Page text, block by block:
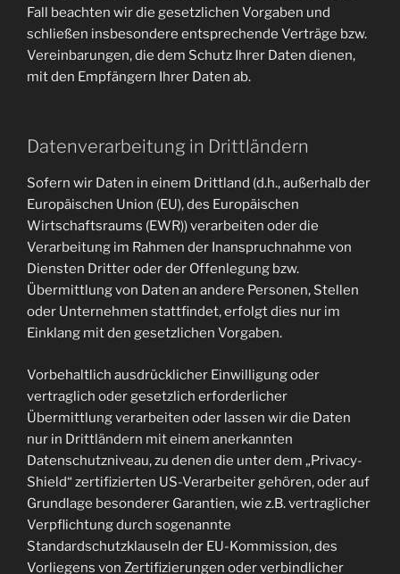
Fall beachten wir die gesetzlichen Vorgaben und
schließen insbesondere entsprechende Verträge bzw.
Vereinbarungen, die dem Schutz Ihrer Daten dienen,
mit den Empfängern Ihrer Daten ab.
Datenverarbeitung in Drittländern
Sofern wir Daten in einem Drittland (d.h., außerhalb der
Europäischen Union (EU), des Europäischen
Wirtschaftsraums (EWR)) verarbeiten oder die
Verarbeitung im Rahmen der Inanspruchnahme von
Diensten Dritter oder der Offenlegung bzw.
Übermittlung von Daten an andere Personen, Stellen
oder Unternehmen stattfindet, erfolgt dies nur im
Einklang mit den gesetzlichen Vorgaben.
Vorbehaltlich ausdrücklicher Einwilligung oder
vertraglich oder gesetzlich erforderlicher
Übermittlung verarbeiten oder lassen wir die Daten
nur in Drittländern mit einem anerkannten
Datenschutzniveau, zu denen die unter dem „Privacy-
Shield“ zertifizierten US-Verarbeiter gehören, oder auf
Grundlage besonderer Garantien, wie z.B. vertraglicher
Verpflichtung durch sogenannte
Standardschutzklauseln der EU-Kommission, des
Vorliegens von Zertifizierungen oder verbindlicher